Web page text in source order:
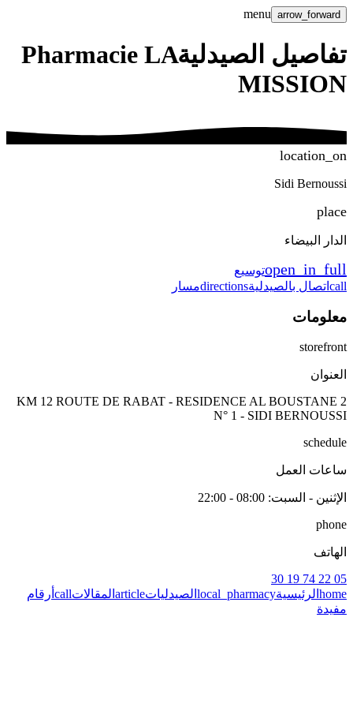
arrow_forward
menu
تفاصيل الصيدليةPharmacie LA
MISSION
location_on
Sidi Bernoussi
place
الدار البيضاء
open_in_fullتوسيع
call اتصال بالصيدليةdirectionsمسار
معلومات
storefront
العنوان
KM 12 ROUTE DE RABAT - RESIDENCE AL BOUSTANE 2
N° 1 - SIDI BERNOUSSI
schedule
ساعات العمل
الإثنين - السبت: 08:00 - 22:00
phone
الهاتف
05 22 74 19 30
home الرئيسيةlocal_pharmacy الصيدلياتarticle المقالاتcall أرقام
مفيدة